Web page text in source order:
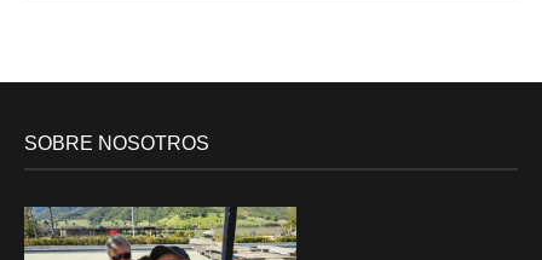
SOBRE NOSOTROS